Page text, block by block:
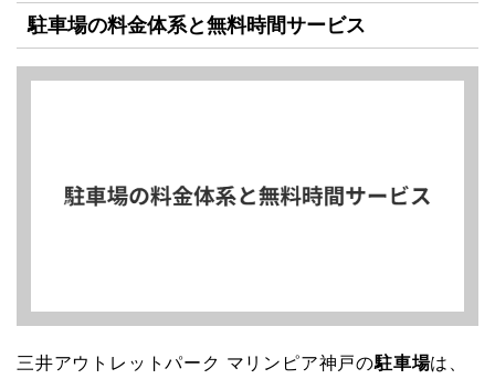
駐車場の料金体系と無料時間サービス
三井アウトレットパーク マリンピア神戸の駐車場は、